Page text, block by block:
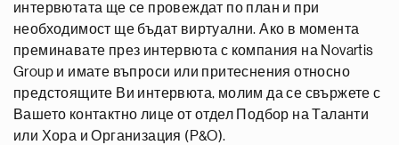
интервютата ще се провеждат по план и при
необходимост ще бъдат виртуални. Ако в момента
преминавате през интервюта с компания на Novartis
Group и имате въпроси или притеснения относно
предстоящите Ви интервюта, молим да се свържете с
Вашето контактно лице от отдел Подбор на Таланти
или Хора и Организация (P&O).